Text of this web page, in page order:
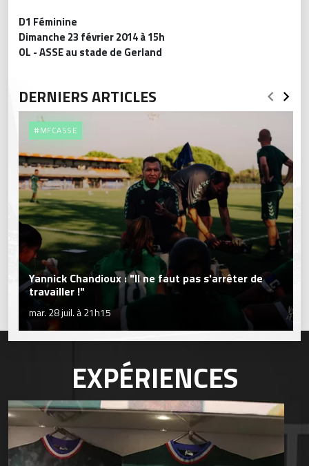
D1 Féminine
Dimanche 23 février 2014 à 15h
OL - ASSE au stade de Gerland
DERNIERS ARTICLES
#MFCASSE
Yannick Chandioux : "Il ne faut pas s'arrêter de
travailler !"
mar. 28 juil. à 21h15
EXPÉRIENCES